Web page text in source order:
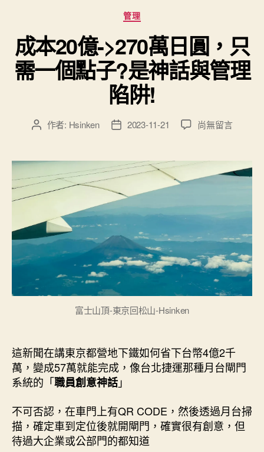
分
類
管理
成本20億->270萬日圓，只
需一個點子?是神話與管理
陷阱!
文
者
作者: Hsinken
文
佈
日
期
2023-11-21
在
20
億-
日
只
需
一
點
話
與
管
阱!〉
中
尚無留言
富士山頂-東京回松山-Hsinken
這新聞在講東京都營地下鐵如何省下台幣4億2千
萬，變成57萬就能完成，像台北捷運那種月台閘門
系統的「職員創意神話」
不可否認，在車門上有QR CODE，然後透過月台掃
描，確定車到定位後就開閘門，確實很有創意，但
待過大企業或公部門的都知道